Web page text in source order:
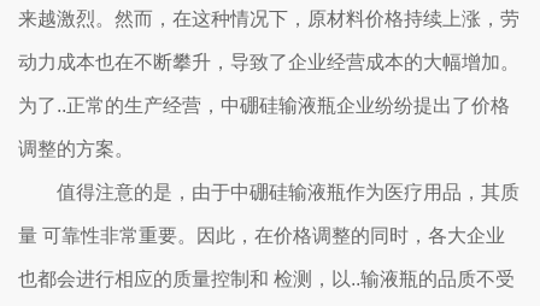
来越激烈。然而，在这种情况下，原材料价格持续上涨，劳
动力成本也在不断攀升，导致了企业经营成本的大幅增加。
为了..正常的生产经营，中硼硅输液瓶企业纷纷提出了价格
调整的方案。
值得注意的是，由于中硼硅输液瓶作为医疗用品，其质
量 可靠性非常重要。因此，在价格调整的同时，各大企业
也都会进行相应的质量控制和 检测，以..输液瓶的品质不受